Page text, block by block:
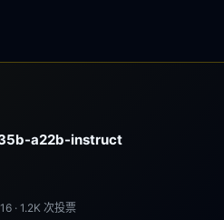
a22b-instruct
· 1.2K次投票